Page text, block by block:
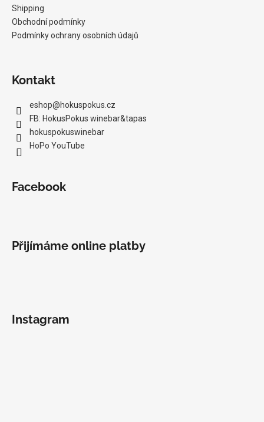
Shipping
Obchodní podmínky
Podmínky ochrany osobních údajů
Kontakt
eshop@hokuspokus.cz
FB: HokusPokus winebar&tapas
hokuspokuswinebar
HoPo YouTube
Facebook
Přijímáme online platby
Instagram